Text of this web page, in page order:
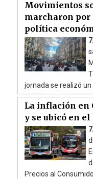
Movimientos
marcharon por
política
jornada se realizó
La inflación en
y se ubicó en el
Precios al